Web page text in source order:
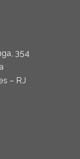
354
– RJ